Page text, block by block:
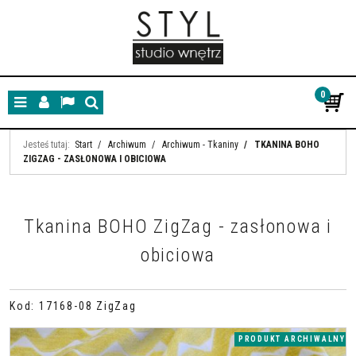
MenuPanelLangSzukaj
0
Jesteś tutaj: Start / Archiwum / Archiwum - Tkaniny /
TKANINA BOHO
ZIGZAG - ZASŁONOWA I OBICIOWA
Tkanina BOHO ZigZag - zasłonowa i
obiciowa
Kod : 17168-08 ZigZag
PRODUKT ARCHIWALNY